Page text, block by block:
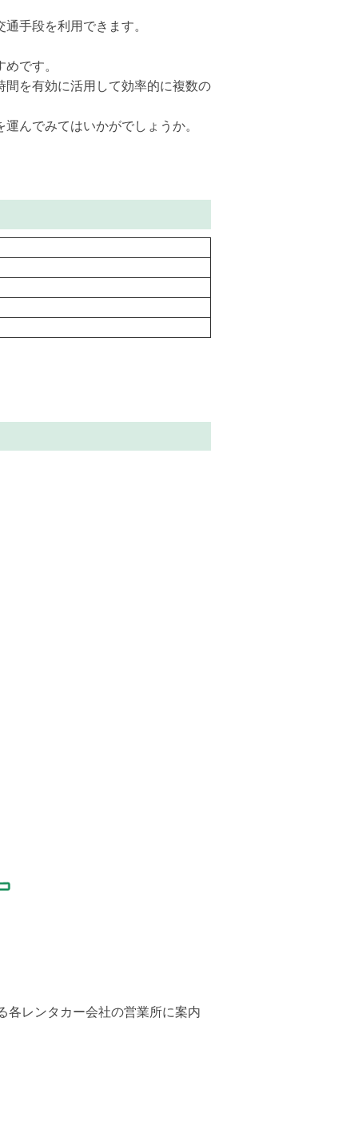
手段を利用できます。
です。
を有効に活用して効率的に複数の
んでみてはいかがでしょうか。
各レンタカー会社の営業所に案内